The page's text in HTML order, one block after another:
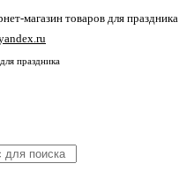
магазин товаров для праздника
праздника